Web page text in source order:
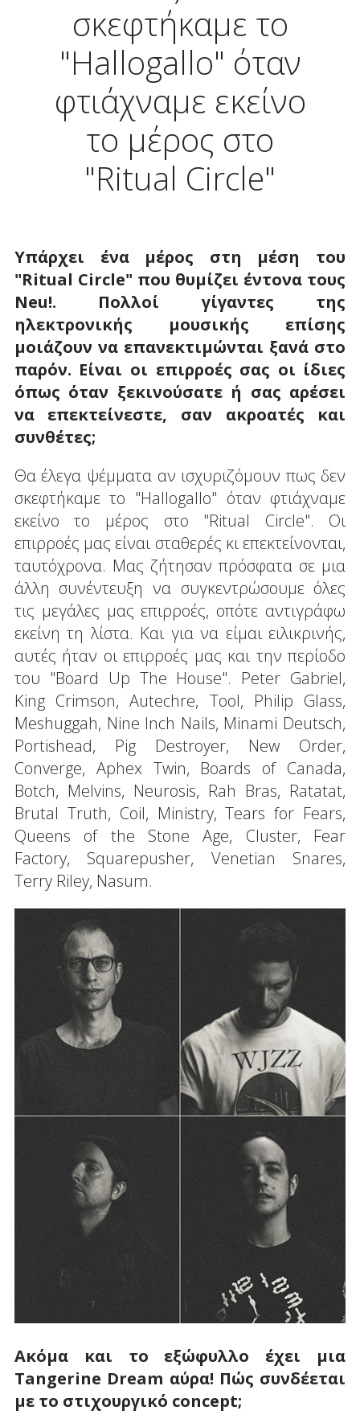
σκεφτήκαμε το
"Hallogallo" όταν
φτιάχναμε εκείνο
το μέρος στο
"Ritual Circle"
Υπάρχει ένα μέρος στη μέση του
"Ritual Circle" που θυμίζει έντονα τους
Neu!. Πολλοί γίγαντες της
ηλεκτρονικής μουσικής επίσης
μοιάζουν να επανεκτιμώνται ξανά στο
παρόν. Είναι οι επιρροές σας οι ίδιες
όπως όταν ξεκινούσατε ή σας αρέσει
να επεκτείνεστε, σαν ακροατές και
συνθέτες;
Θα έλεγα ψέμματα αν ισχυριζόμουν πως δεν
σκεφτήκαμε το "Hallogallo" όταν φτιάχναμε
εκείνο το μέρος στο "Ritual Circle". Οι
επιρροές μας είναι σταθερές κι επεκτείνονται,
ταυτόχρονα. Μας ζήτησαν πρόσφατα σε μια
άλλη συνέντευξη να συγκεντρώσουμε όλες
τις μεγάλες μας επιρροές, οπότε αντιγράφω
εκείνη τη λίστα. Και για να είμαι ειλικρινής,
αυτές ήταν οι επιρροές μας και την περίοδο
του "Board Up The House". Peter Gabriel,
King Crimson, Autechre, Tool, Philip Glass,
Meshuggah, Nine Inch Nails, Minami Deutsch,
Portishead, Pig Destroyer, New Order,
Converge, Aphex Twin, Boards of Canada,
Botch, Melvins, Neurosis, Rah Bras, Ratatat,
Brutal Truth, Coil, Ministry, Tears for Fears,
Queens of the Stone Age, Cluster, Fear
Factory, Squarepusher, Venetian Snares,
Terry Riley, Nasum.
Ακόμα και το εξώφυλλο έχει μια
Tangerine Dream αύρα! Πώς συνδέεται
με το στιχουργικό concept;